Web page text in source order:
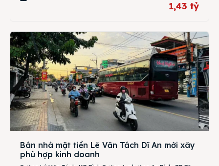
1,43 tỷ
Bán nhà mặt tiền Lê Văn Tách Dĩ An mới xây
phù hợp kinh doanh